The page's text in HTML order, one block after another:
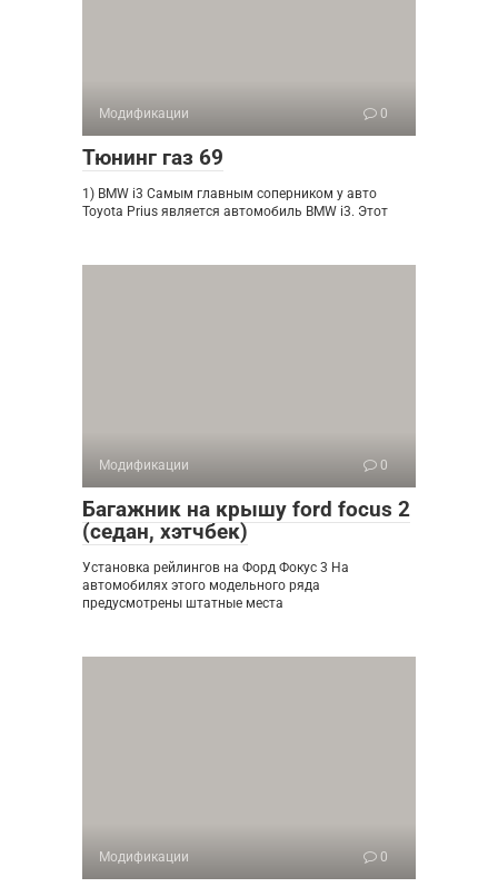
Модификации 0
Тюнинг газ 69
1) BMW i3 Самым главным соперником у авто
Toyota Prius является автомобиль BMW i3. Этот
Модификации 0
Багажник на крышу ford focus 2
(седан, хэтчбек)
Установка рейлингов на Форд Фокус 3 На
автомобилях этого модельного ряда
предусмотрены штатные места
Модификации 0